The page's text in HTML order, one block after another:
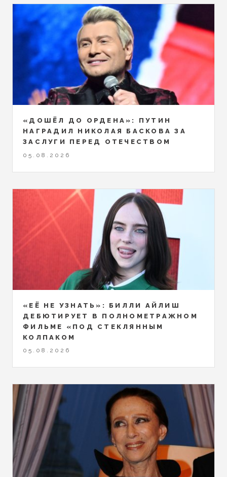
«ДОШЁЛ ДО ОРДЕНА»: ПУТИН
НАГРАДИЛ НИКОЛАЯ БАСКОВА ЗА
ЗАСЛУГИ ПЕРЕД ОТЕЧЕСТВОМ
05.08.2026
«ЕЁ НЕ УЗНАТЬ»: БИЛЛИ АЙЛИШ
ДЕБЮТИРУЕТ В ПОЛНОМЕТРАЖНОМ
ФИЛЬМЕ «ПОД СТЕКЛЯННЫМ
КОЛПАКОМ
05.08.2026